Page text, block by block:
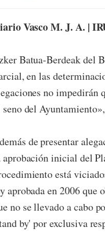
Vasco M. J. A. |
Batua-Berdeak del
en las
no impedirán
seno del
de presentar
aprobación inicial del
está
aprobada en 2006
no se llevado a cabo
by' por exclusiva